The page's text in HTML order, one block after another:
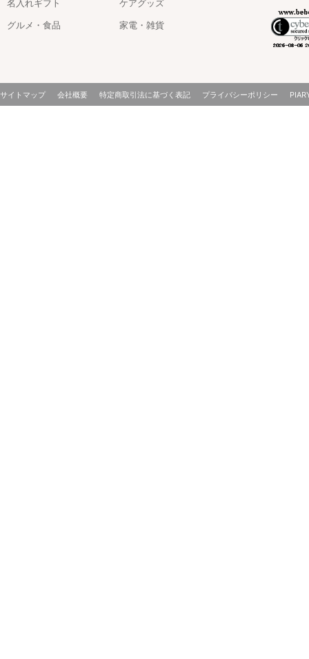
名入れギフト
ケアグッズ
グルメ・食品
家電・雑貨
サイトマップ 会社概要 特定商取引法に基づく表記 プライバシーポリシー